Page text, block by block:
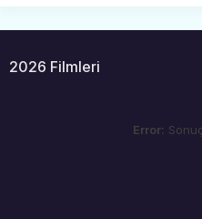
2026 Filmleri
Error: